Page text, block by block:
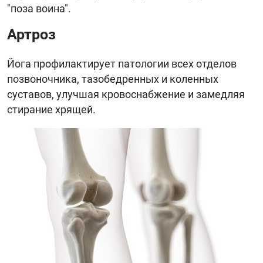
"поза воина".
Артроз
Йога профилактирует патологии всех отделов
позвоночника, тазобедренных и коленных
суставов, улучшая кровоснабжение и замедляя
стирание хрящей.